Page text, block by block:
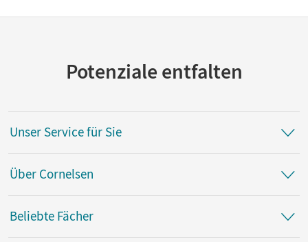
Potenziale entfalten
Unser Service für Sie
Über Cornelsen
Beliebte Fächer